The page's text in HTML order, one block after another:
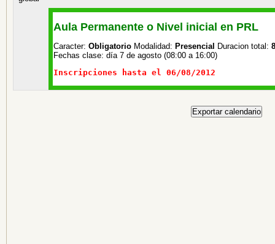
Aula Permanente o Nivel inicial en PRL
Caracter: Obligatorio Modalidad: Presencial Duracion total:
Fechas clase: día 7 de agosto (08:00 a 16:00)
Inscripciones hasta el 06/08/2012